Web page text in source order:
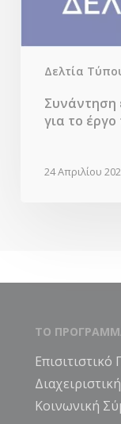
Δελτία
Συνάντηση
για το
24 Απριλίου
ΤΟ
Κοινωνική